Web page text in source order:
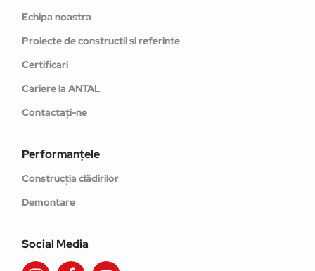
Echipa noastra
Proiecte de constructii si referinte
Certificari
Cariere la ANTAL
Contactați-ne
Performanţele
Construcția clădirilor
Demontare
Social Media